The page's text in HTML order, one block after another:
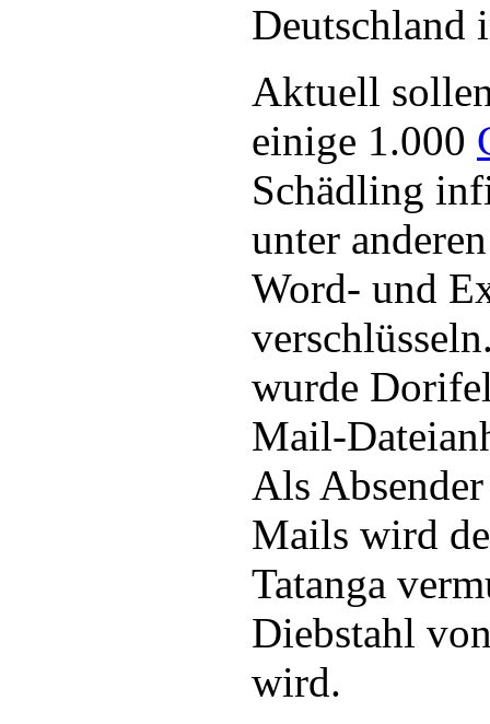
Deutschland
Aktuell
einige 1.000
Schädling
unter
Word- und
wurde
Mail-
Als
Mails wird
Tatanga
Diebstahl
wird.